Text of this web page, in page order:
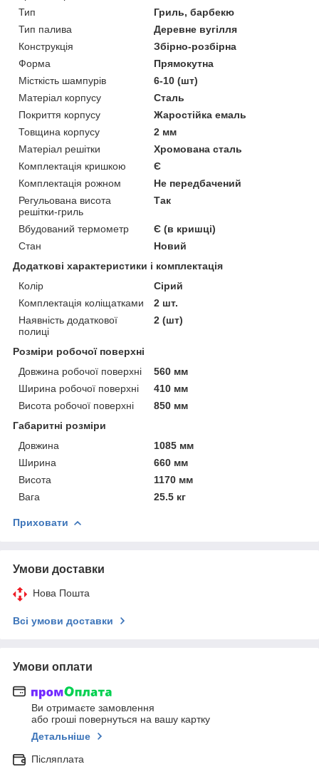
Тип
Гриль, барбекю
Тип палива
Деревне вугілля
Конструкція
Збірно-розбірна
Форма
Прямокутна
Місткість шампурів
6-10 (шт)
Матеріал корпусу
Сталь
Покриття корпусу
Жаростійка емаль
Товщина корпусу
2 мм
Матеріал решітки
Хромована сталь
Комплектація кришкою
Є
Комплектація рожном
Не передбачений
Регульована висота
решітки-гриль
Так
Вбудований термометр
Є (в кришці)
Стан
Новий
Додаткові характеристики і комплектація
Колір
Сірий
Комплектація коліщатками
2 шт.
Наявність додаткової
полиці
2 (шт)
Розміри робочої поверхні
Довжина робочої поверхні
560 мм
Ширина робочої поверхні
410 мм
Висота робочої поверхні
850 мм
Габаритні розміри
Довжина
1085 мм
Ширина
660 мм
Висота
1170 мм
Вага
25.5 кг
Приховати
Умови доставки
Нова Пошта
Всі умови доставки
Умови оплати
Ви отримаєте замовлення
або гроші повернуться на вашу картку
Детальніше
Післяплата